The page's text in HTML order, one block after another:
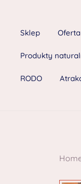
Sklep Oferta
Produkty
RODO